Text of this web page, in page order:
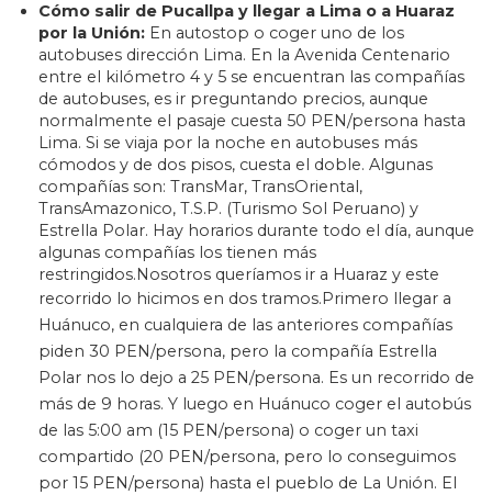
Cómo salir de Pucallpa y llegar a Lima o a Huaraz
por la Unión: En autostop o coger uno de los
autobuses dirección Lima. En la Avenida Centenario
entre el kilómetro 4 y 5 se encuentran las compañías
de autobuses, es ir preguntando precios, aunque
normalmente el pasaje cuesta 50 PEN/persona hasta
Lima. Si se viaja por la noche en autobuses más
cómodos y de dos pisos, cuesta el doble. Algunas
compañías son: TransMar, TransOriental,
TransAmazonico, T.S.P. (Turismo Sol Peruano) y
Estrella Polar. Hay horarios durante todo el día, aunque
algunas compañías los tienen más
restringidos.Nosotros queríamos ir a Huaraz y este
recorrido lo hicimos en dos tramos.Primero llegar a
Huánuco, en cualquiera de las anteriores compañías
piden 30 PEN/persona, pero la compañía Estrella
Polar nos lo dejo a 25 PEN/persona. Es un recorrido de
más de 9 horas. Y luego en Huánuco coger el autobús
de las 5:00 am (15 PEN/persona) o coger un taxi
compartido (20 PEN/persona, pero lo conseguimos
por 15 PEN/persona) hasta el pueblo de La Unión. El